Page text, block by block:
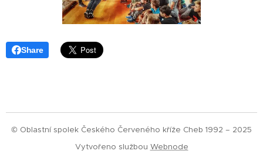
Share
© Oblastní spolek Českého Červeného kříže Cheb 1992 – 2025
Vytvořeno službou Webnode